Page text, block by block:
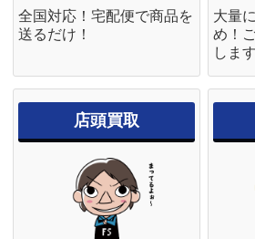
K-BOOKS ケイ・ブックス 珈琲
貴族 空より眩き ジークレー
アール
全国対応！宅配便で商品を
送るだけ！
大量
め！
します
店頭買取